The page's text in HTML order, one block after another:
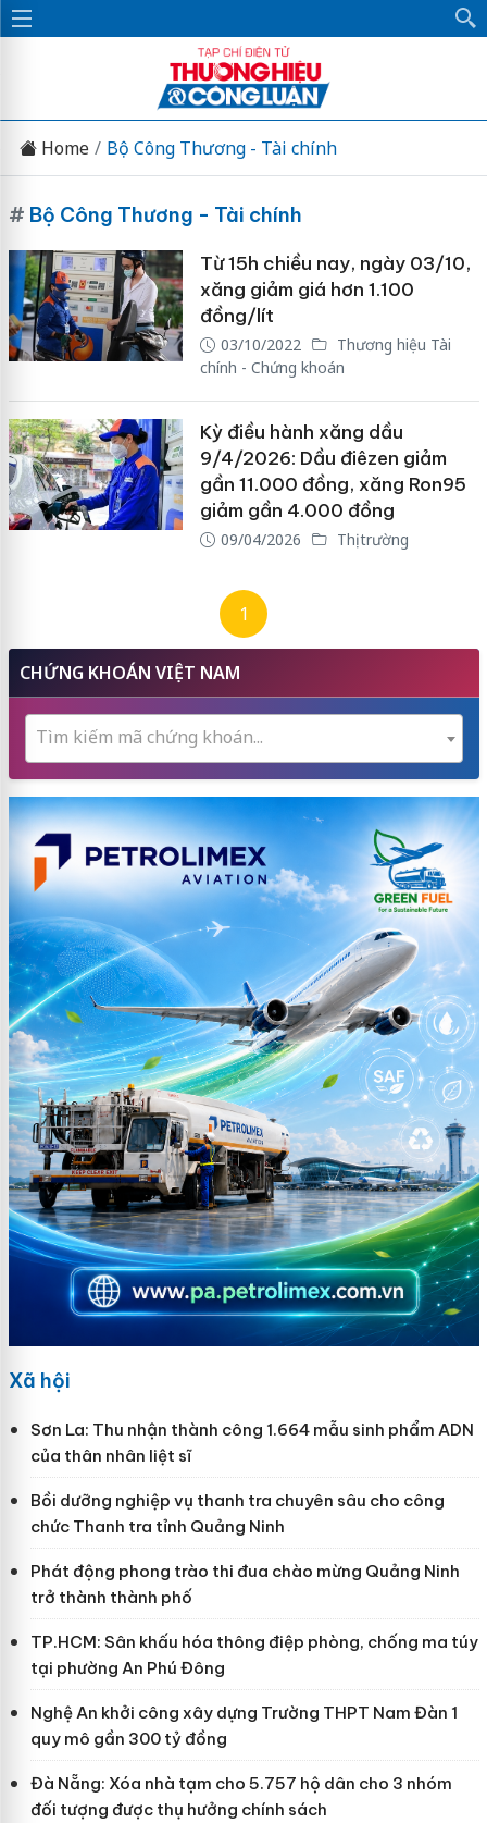
Home Bộ Công Thương - Tài chính
# Bộ Công Thương - Tài chính
Từ 15h chiều nay, ngày 03/10,
xăng giảm giá hơn 1.100
đồng/lít
03/10/2022
Thương hiệu Tài
chính - Chứng khoán
Kỳ điều hành xăng dầu
9/4/2026: Dầu điêzen giảm
gần 11.000 đồng, xăng Ron95
giảm gần 4.000 đồng
09/04/2026 Thị trường
1
CHỨNG KHOÁN VIỆT NAM
Tìm kiếm mã chứng khoán...
Xã hội
Sơn La: Thu nhận thành công 1.664 mẫu sinh phẩm ADN
của thân nhân liệt sĩ
Bồi dưỡng nghiệp vụ thanh tra chuyên sâu cho công
chức Thanh tra tỉnh Quảng Ninh
Phát động phong trào thi đua chào mừng Quảng Ninh
trở thành thành phố
TP.HCM: Sân khấu hóa thông điệp phòng, chống ma túy
tại phường An Phú Đông
Nghệ An khởi công xây dựng Trường THPT Nam Đàn 1
quy mô gần 300 tỷ đồng
Đà Nẵng: Xóa nhà tạm cho 5.757 hộ dân cho 3 nhóm
đối tượng được thụ hưởng chính sách